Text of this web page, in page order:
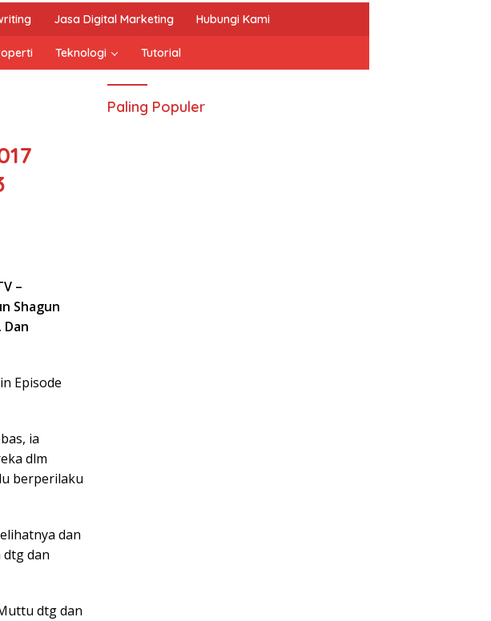
Jasa Digital Marketing Hubungi Kami
Teknologi Tutorial
–
Shagun
Episode
ia
dlm
berperilaku
dan
dtg dan
dtg dan
Paling Populer